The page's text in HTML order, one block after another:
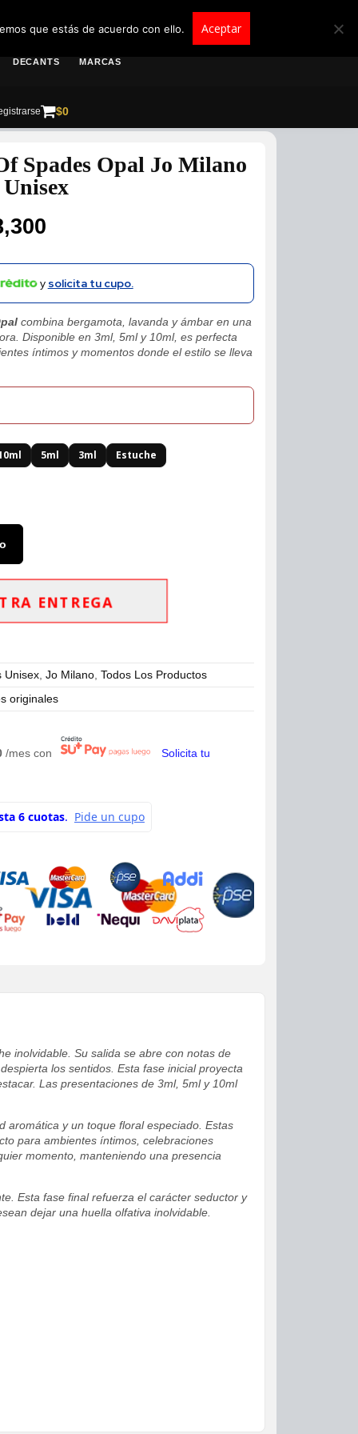
DECANTS MARCAS
$0
Spades Opal Jo Milano
y solicita tu cupo.
combina bergamota, lavanda y ámbar en una
Disponible en 3ml, 5ml y 10ml, es perfecta
íntimos y momentos donde el estilo se lleva
5ml 3ml Estuche
ENTREGA
Unisex ,Jo Milano ,Todos Los Productos
originales
/mes con
Solicita tu
inolvidable. Su salida se abre con notas de
los sentidos. Esta fase inicial proyecta
Las presentaciones de 3ml, 5ml y 10ml
aromática y un toque floral especiado. Estas
para ambientes íntimos, celebraciones
momento, manteniendo una presencia
Esta fase final refuerza el carácter seductor y
dejar una huella olfativa inolvidable.
que estás de acuerdo con ello. Aceptar